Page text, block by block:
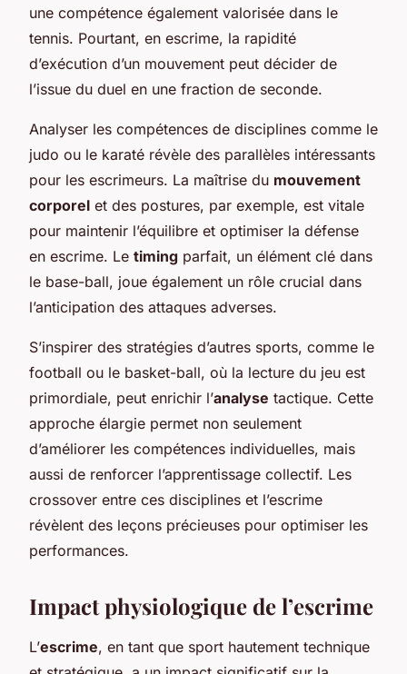
une compétence également valorisée dans le
tennis. Pourtant, en escrime, la rapidité
d’exécution d’un mouvement peut décider de
l’issue du duel en une fraction de seconde.
Analyser les compétences de disciplines comme le
judo ou le karaté révèle des parallèles intéressants
pour les escrimeurs. La maîtrise du mouvement
corporel et des postures, par exemple, est vitale
pour maintenir l’équilibre et optimiser la défense
en escrime. Le timing parfait, un élément clé dans
le base-ball, joue également un rôle crucial dans
l’anticipation des attaques adverses.
S’inspirer des stratégies d’autres sports, comme le
football ou le basket-ball, où la lecture du jeu est
primordiale, peut enrichir l’analyse tactique. Cette
approche élargie permet non seulement
d’améliorer les compétences individuelles, mais
aussi de renforcer l’apprentissage collectif. Les
crossover entre ces disciplines et l’escrime
révèlent des leçons précieuses pour optimiser les
performances.
Impact physiologique de l’escrime
L’escrime, en tant que sport hautement technique